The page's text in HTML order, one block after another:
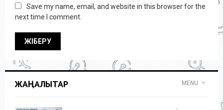
Save my name, email, and website in this browser for the
next time I comment.
ЖАҢАЛЫҚТАР MENU